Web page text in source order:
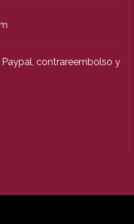
contrareembolso y